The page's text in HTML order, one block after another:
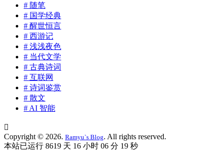
# 随笔
# 国学经典
# 醒世恒言
# 西游记
# 浅浅夜色
# 当代文学
# 古典诗词
# 互联网
# 诗词鉴赏
# 散文
# AI 智能

Copyright © 2026. Ramyu`s Blog. All rights reserved.
本站已运行 8619 天 16 小时 06 分 20 秒